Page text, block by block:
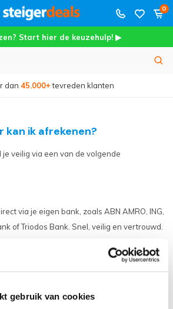
gebruik van cookies
0
Start hier de keuzehulp! ▶
dan 45.000+tevreden klanten
kan ik afrekenen?
veilig via een van de volgende
via je eigen bank, zoals ABN AMRO, ING,
of Triodos Bank. Snel, veilig en vertrouwd.
eenvoudig en veilig via je PayPal-account,
te zien krijgen.
vind je in je orderbevestiging.